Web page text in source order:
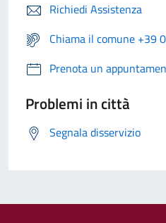
Richiedi Assistenza
Chiama il comune +39
Prenota un
Problemi in città
Segnala disservizio